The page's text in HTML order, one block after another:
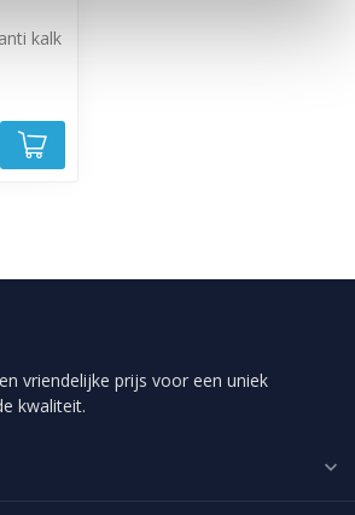
kalk
vriendelijke prijs voor een uniek
kwaliteit.